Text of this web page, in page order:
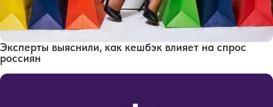
Эксперты выяснили, как кешбэк влияет на спрос
россиян